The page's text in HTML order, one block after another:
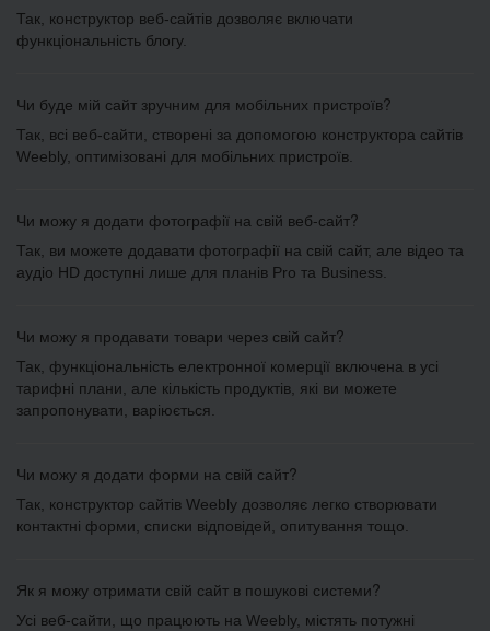
Так, конструктор веб-сайтів дозволяє включати
функціональність блогу.
Чи буде мій сайт зручним для мобільних пристроїв?
Так, всі веб-сайти, створені за допомогою конструктора сайтів
Weebly, оптимізовані для мобільних пристроїв.
Чи можу я додати фотографії на свій веб-сайт?
Так, ви можете додавати фотографії на свій сайт, але відео та
аудіо HD доступні лише для планів Pro та Business.
Чи можу я продавати товари через свій сайт?
Так, функціональність електронної комерції включена в усі
тарифні плани, але кількість продуктів, які ви можете
запропонувати, варіюється.
Чи можу я додати форми на свій сайт?
Так, конструктор сайтів Weebly дозволяє легко створювати
контактні форми, списки відповідей, опитування тощо.
Як я можу отримати свій сайт в пошукові системи?
Усі веб-сайти, що працюють на Weebly, містять потужні